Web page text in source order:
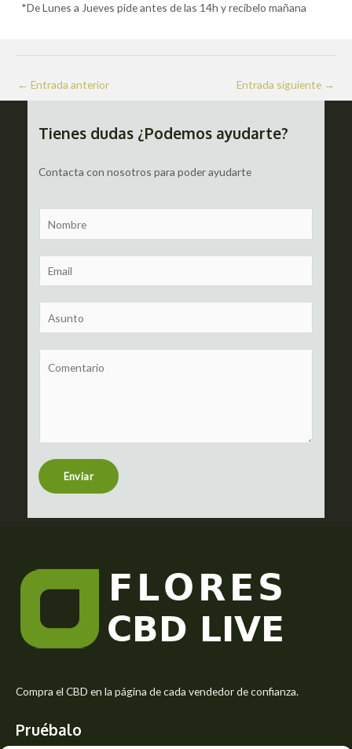
*De Lunes a Jueves pide antes de las 14h y recíbelo mañana
Navegación
de
← Entrada anterior Entrada siguiente →
Tienes dudas ¿Podemos ayudarte?
Contacta con nosotros para poder ayudarte
a
m
m
a
u
b
t
r
s
e
Enviar
Compra el CBD en la página de cada vendedor de confianza.
Pruébalo